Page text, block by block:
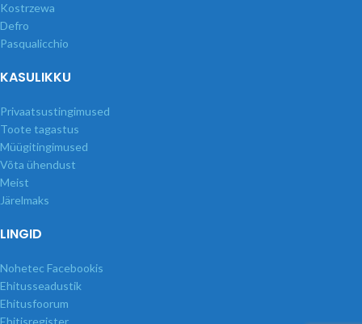
Kostrzewa
Defro
Pasqualicchio
KASULIKKU
Privaatsustingimused
Toote tagastus
Müügitingimused
Võta ühendust
Meist
Järelmaks
LINGID
Nohetec Facebookis
Ehitusseadustik
Ehitusfoorum
Ehitisregister